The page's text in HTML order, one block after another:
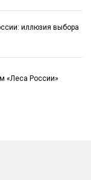
иллюзия выбора
«Леса России»